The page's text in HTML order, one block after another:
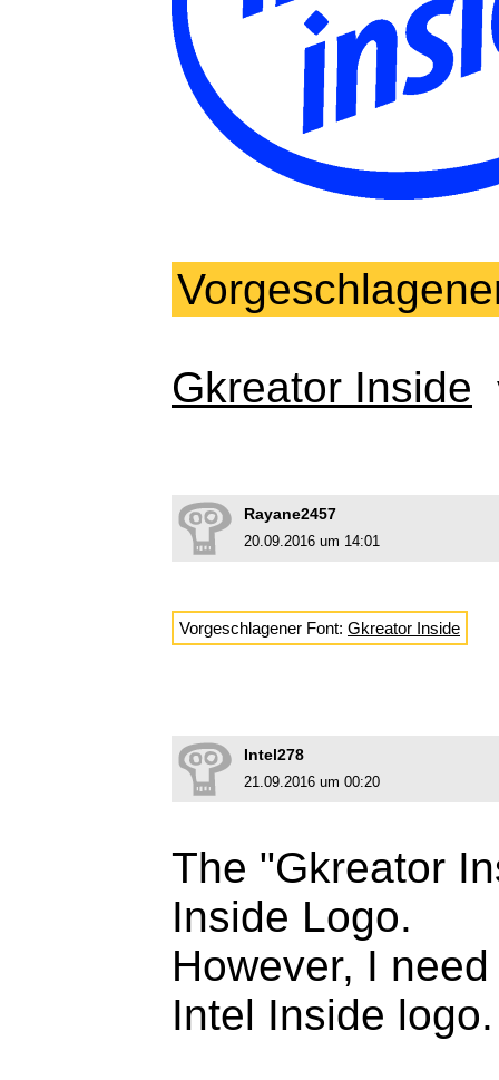
Gkreator Inside
Rayane2457
20.09.2016 um 14:01
Vorgeschlagener Font: Gkreator Inside
Intel278
21.09.2016 um 00:20
The "Gkreator
Inside Logo.
However, I
Intel Inside logo.